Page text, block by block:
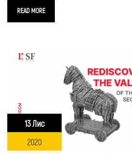
READ MORE
13 Лис
2020